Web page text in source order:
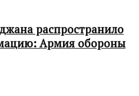
распространило
Армия обороны